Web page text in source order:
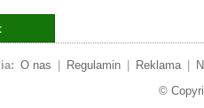
O nas Regulamin Reklama
©